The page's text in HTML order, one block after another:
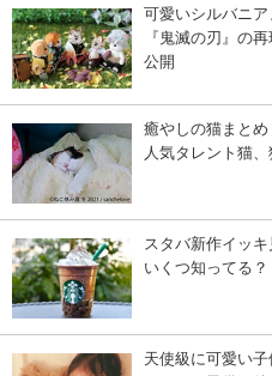
可愛いシルバニア
『鬼滅の刃』の
公開
癒やしの猫まとめ
人気タレント猫
スタバ新作イッキ
いくつ知ってる
天使級に可愛い子